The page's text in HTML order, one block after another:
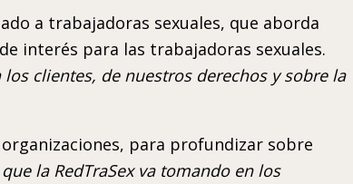
a trabajadoras sexuales, que aborda
interés para las trabajadoras sexuales.
clientes, de nuestros derechos y sobre la
para profundizar sobre
la RedTraSex va tomando en los